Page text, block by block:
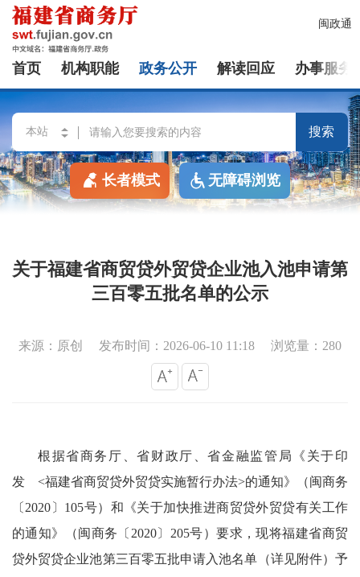
闽政通
首页 机构职能 政务公开 解读回应 办事服务
搜索
长者模式 无障碍浏览
关于福建省商贸贷外贸贷企业池入池申请第
三百零五批名单的公示
来源：原创 发布时间：2026-06-10 11:18 浏览量：280
根据省商务厅、省财政厅、省金融监管局《关于印
发 <福建省商贸贷外贸贷实施暂行办法>的通知》（闽商务
〔2020〕105号）和《关于加快推进商贸贷外贸贷有关工作
的通知》（闽商务〔2020〕205号）要求，现将福建省商贸
贷外贸贷企业池第三百零五批申请入池名单（详见附件）予